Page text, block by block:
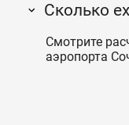
Сколько
Смотрите
аэропорта